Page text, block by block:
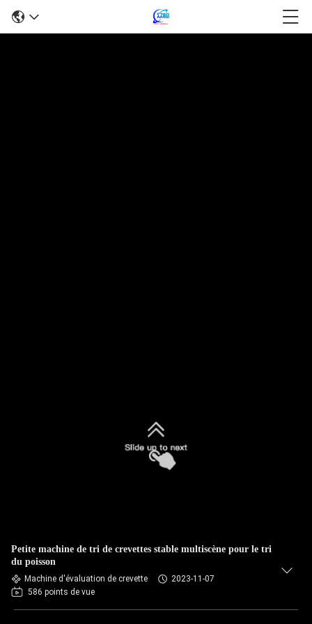
Petite machine de tri de crevettes stable multiscène pour le tri
du poisson
Machine d'évaluation de crevette
2023-11-07
586 points de vue